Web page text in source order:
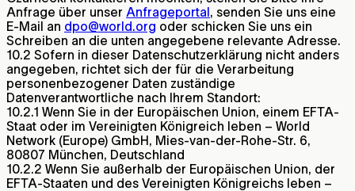
Anfrage über unser Anfrageportal, senden Sie uns eine
E-Mail an dpo@world.org oder schicken Sie uns ein
Schreiben an die unten angegebene relevante Adresse.
10.2 Sofern in dieser Datenschutzerklärung nicht anders
angegeben, richtet sich der für die Verarbeitung
personenbezogener Daten zuständige
Datenverantwortliche nach Ihrem Standort:
10.2.1 Wenn Sie in der Europäischen Union, einem EFTA-
Staat oder im Vereinigten Königreich leben – World
Network (Europe) GmbH, Mies-van-der-Rohe-Str. 6,
80807 München, Deutschland
10.2.2 Wenn Sie außerhalb der Europäischen Union, der
EFTA-Staaten und des Vereinigten Königreichs leben –